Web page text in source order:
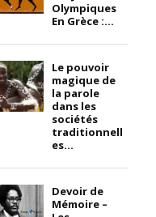
Olympiques
En Grèce :...
Le pouvoir
magique de
la parole
dans les
sociétés
traditionnell
es...
Devoir de
Mémoire –